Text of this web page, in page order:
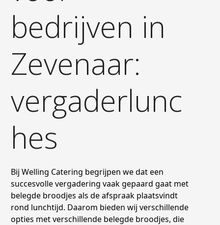
bedrijven in
Zevenaar:
vergaderlunc
hes
Bij Welling Catering begrijpen we dat een
succesvolle vergadering vaak gepaard gaat met
belegde broodjes als de afspraak plaatsvindt
rond lunchtijd. Daarom bieden wij verschillende
opties met verschillende belegde broodjes, die